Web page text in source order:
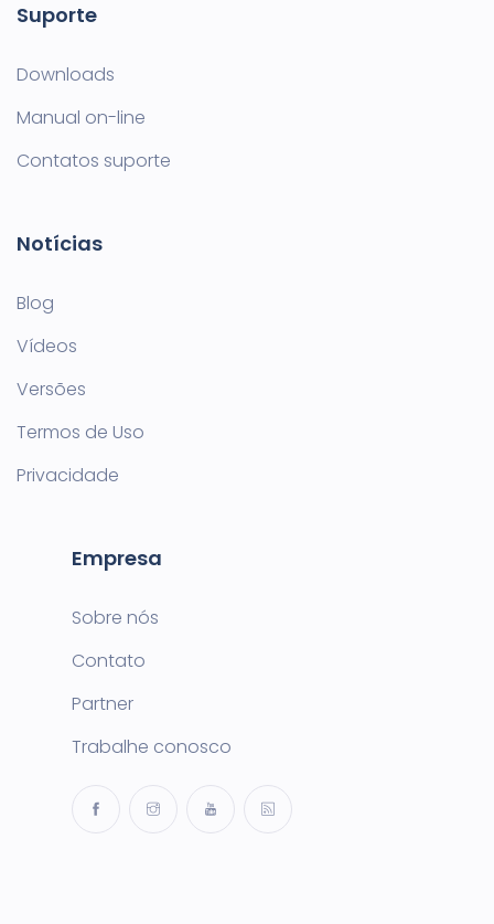
Suporte
Downloads
Manual on-line
Contatos suporte
Notícias
Blog
Vídeos
Versões
Termos de Uso
Privacidade
Empresa
Sobre nós
Contato
Partner
Trabalhe conosco